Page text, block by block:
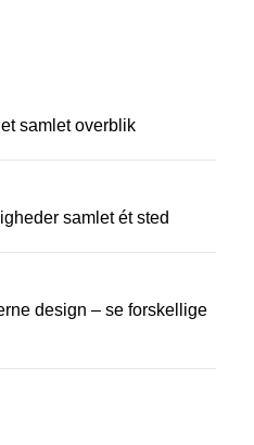
samlet overblik
samlet ét sted
design – se forskellige